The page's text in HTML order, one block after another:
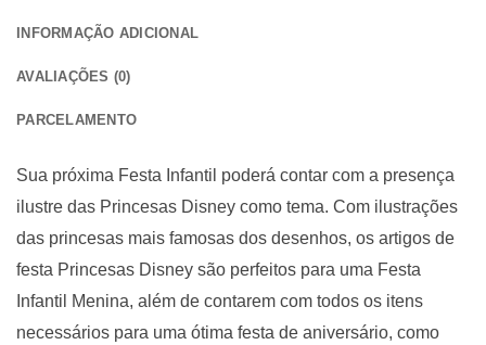
INFORMAÇÃO ADICIONAL
AVALIAÇÕES (0)
PARCELAMENTO
Sua próxima Festa Infantil poderá contar com a presença
ilustre das Princesas Disney como tema. Com ilustrações
das princesas mais famosas dos desenhos, os artigos de
festa Princesas Disney são perfeitos para uma Festa
Infantil Menina, além de contarem com todos os itens
necessários para uma ótima festa de aniversário, como